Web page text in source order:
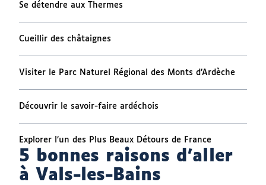
Se détendre aux Thermes
Cueillir des châtaignes
Visiter le Parc Naturel Régional des Monts d’Ardèche
Découvrir le savoir-faire ardéchois
Explorer l’un des Plus Beaux Détours de France
5 bonnes raisons d'aller
à Vals-les-Bains